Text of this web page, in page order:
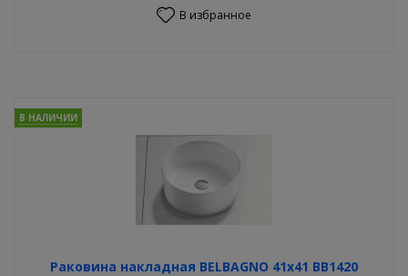
В избранное
Раковина накладная BELBAGNO 41х41 BB1420
В НАЛИЧИИ